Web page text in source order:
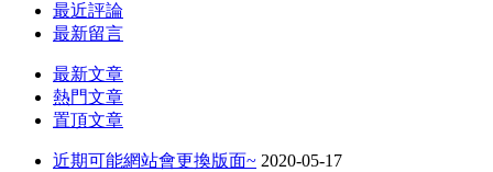
最近評論
最新留言
最新文章
熱門文章
置頂文章
近期可能網站會更換版面~ 2020-05-17